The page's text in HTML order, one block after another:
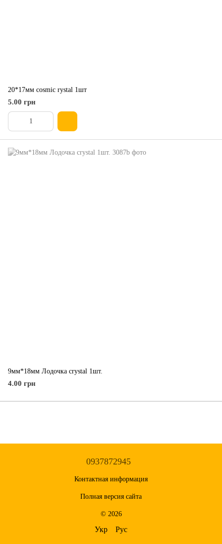
20*17мм cosmic rystal 1шт
5.00 грн
9мм*18мм Лодочка crystal 1шт.
4.00 грн
0937872945
Контактная информация
Полная версия сайта
© 2026
Укр Рус